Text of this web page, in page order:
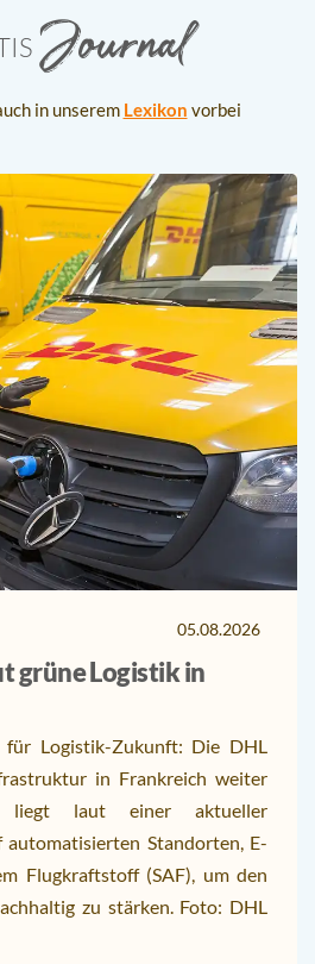
Journal
in unserem Lexikon vorbei
05.08.2026
grüne Logistik in
Logistik-Zukunft: Die DHL
in Frankreich weiter
liegt laut einer aktueller
automatisierten Standorten, E-
Flugkraftstoff (SAF), um den
zu stärken. Foto: DHL